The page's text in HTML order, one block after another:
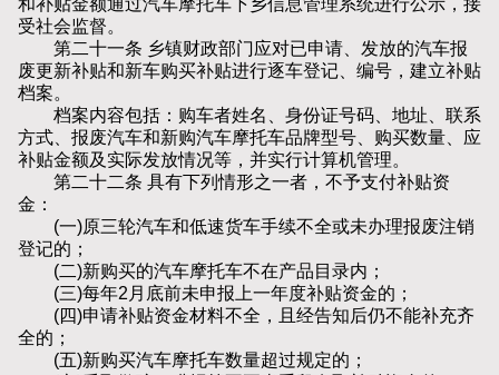
和补贴金额通过汽车摩托车下乡信息管理系统进行公示，接
受社会监督。
第二十一条 乡镇财政部门应对已申请、发放的汽车报
废更新补贴和新车购买补贴进行逐车登记、编号，建立补贴
档案。
档案内容包括：购车者姓名、身份证号码、地址、联系
方式、报废汽车和新购汽车摩托车品牌型号、购买数量、应
补贴金额及实际发放情况等，并实行计算机管理。
第二十二条 具有下列情形之一者，不予支付补贴资
金：
(一)原三轮汽车和低速货车手续不全或未办理报废注销
登记的；
(二)新购买的汽车摩托车不在产品目录内；
(三)每年2月底前未申报上一年度补贴资金的；
(四)申请补贴资金材料不全，且经告知后仍不能补充齐
全的；
(五)新购买汽车摩托车数量超过规定的；